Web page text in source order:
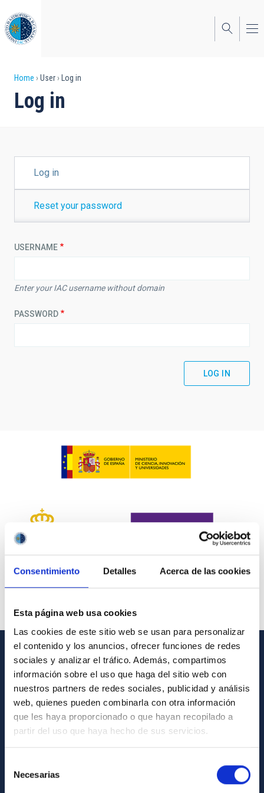
Consentimiento Detalles Acerca de las cookies
Esta página web usa cookies
Las cookies de este sitio web se usan para personalizar
el contenido y los anuncios, ofrecer funciones de redes
sociales y analizar el tráfico. Además, compartimos
información sobre el uso que haga del sitio web con
nuestros partners de redes sociales, publicidad y análisis
web, quienes pueden combinarla con otra información
que les haya proporcionado o que hayan recopilado a
partir del uso que haya hecho de sus servicios.
Necesarias
to
main
content
Breadcrumb
Home User Log in
Log in
TABSLog in
Reset your password
USERNAME
Enter your IAC username without domain
PASSWORD
GENERAL INFORMATION
Contact
How to get to the IAC
List of personnel
Library
General register